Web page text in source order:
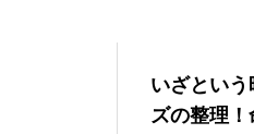
いざとい
ズの整理！